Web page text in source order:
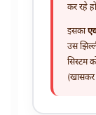
कर रहे
इसका
उस
सिस्टम
(खासकर